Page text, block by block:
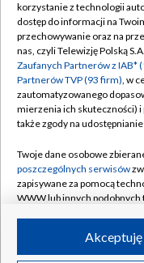
Abonament TVP
Emisja w TVP
Centrum informacji
Naziemna
Rada Programowa
System NOS
Informacje o
Program dla prasy
korzystanie z technologii
dostęp do informacji na
przechowywanie oraz na
nas, czyli Telewizję Polską
Zaufanych Partnerów z IAB*
Partnerów TVP (93 firm), w
zautomatyzowanego
mierzenia ich skuteczności) i
także zgody na
Twoje dane osobowe
poszczególnych serwisów
zapisywane za pomocą
WWW lub innych
ruchu w Internecie.Akceptuję